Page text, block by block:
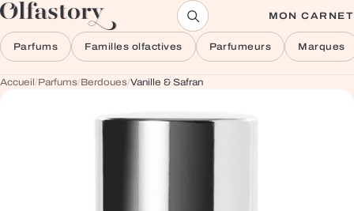
Aller au contenu MON CARNET
Parfums Familles olfactives Parfumeurs Marques
Accueil/Parfums/Berdoues/Vanille & Safran